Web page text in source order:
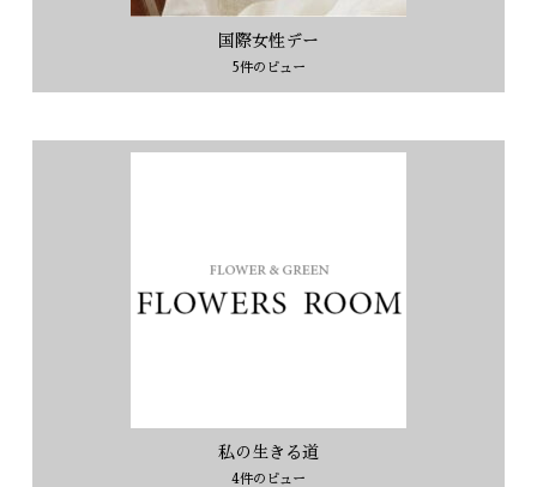
国際女性デー
5件のビュー
私の生きる道
4件のビュー